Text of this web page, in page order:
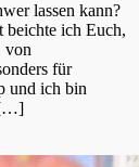
lassen kann?
beichte ich Euch,
von
für
und ich bin
[…]